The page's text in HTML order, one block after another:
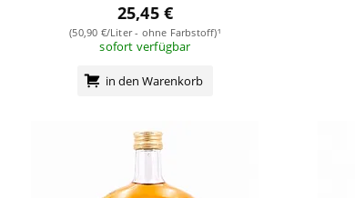
25,45 €
(50,90 €/Liter - ohne Farbstoff)¹
sofort verfügbar
in den Warenkorb